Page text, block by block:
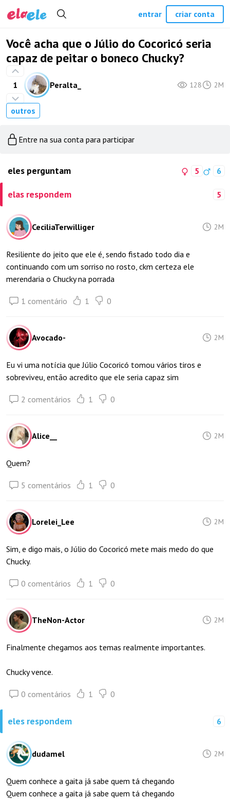
Você acha que o Júlio do Cocoricó seria
capaz de peitar o boneco Chucky?
1 Peralta_ 128 2M
outros
Entre na sua conta para participar
eles perguntam 5 6
elas respondem 5
CeciliaTerwilliger 2M
Resiliente do jeito que ele é, sendo fistado todo dia e
continuando com um sorriso no rosto, ckm certeza ele
merendaria o Chucky na porrada
1 comentário 1 0
Avocado- 2M
Eu vi uma notícia que Júlio Cocoricó tomou vários tiros e
sobreviveu, então acredito que ele seria capaz sim
2 comentários 1 0
Alice__ 2M
Quem?
5 comentários 1 0
Lorelei_Lee 2M
Sim, e digo mais, o Júlio do Cocoricó mete mais medo do que
Chucky.
0 comentários 1 0
TheNon-Actor 2M
Finalmente chegamos aos temas realmente importantes.
Chucky vence.
0 comentários 1 0
eles respondem 6
dudamel 2M
Quem conhece a gaita já sabe quem tá chegando
Quem conhece a gaita já sabe quem tá chegando
entrar criar conta